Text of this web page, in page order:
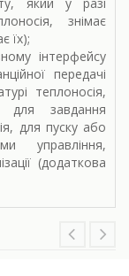
знімає
їх);
інтерфейсу
передачі
теплоносія,
для завдання
для пуску або
управління,
(додаткова